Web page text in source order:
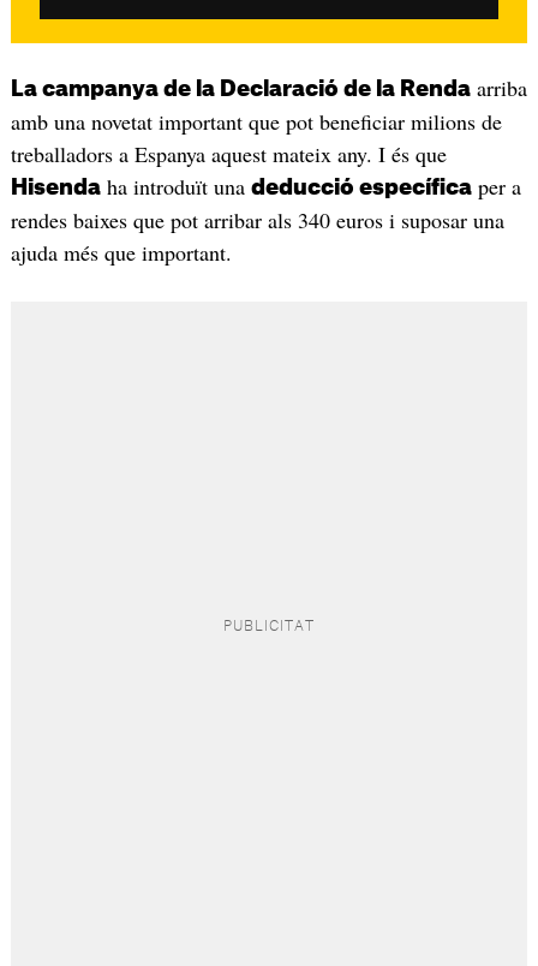
La campanya de la Declaració de la Rendaarriba
amb una novetat important que pot beneficiar milions de
treballadors a Espanya aquest mateix any. I és que
Hisendaha introduït una deducció específicaper a
rendes baixes que pot arribar als 340 euros i suposar una
ajuda més que important.